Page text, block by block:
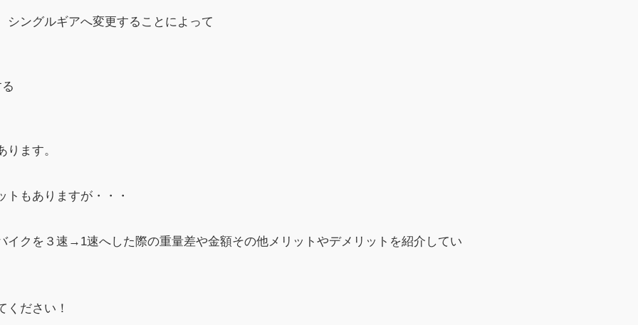
シングルギアへ変更することによって
ます。
トもありますが・・・
イクを３速→1速へした際の重量差や金額その他メリットやデメリットを紹介してい
ください！